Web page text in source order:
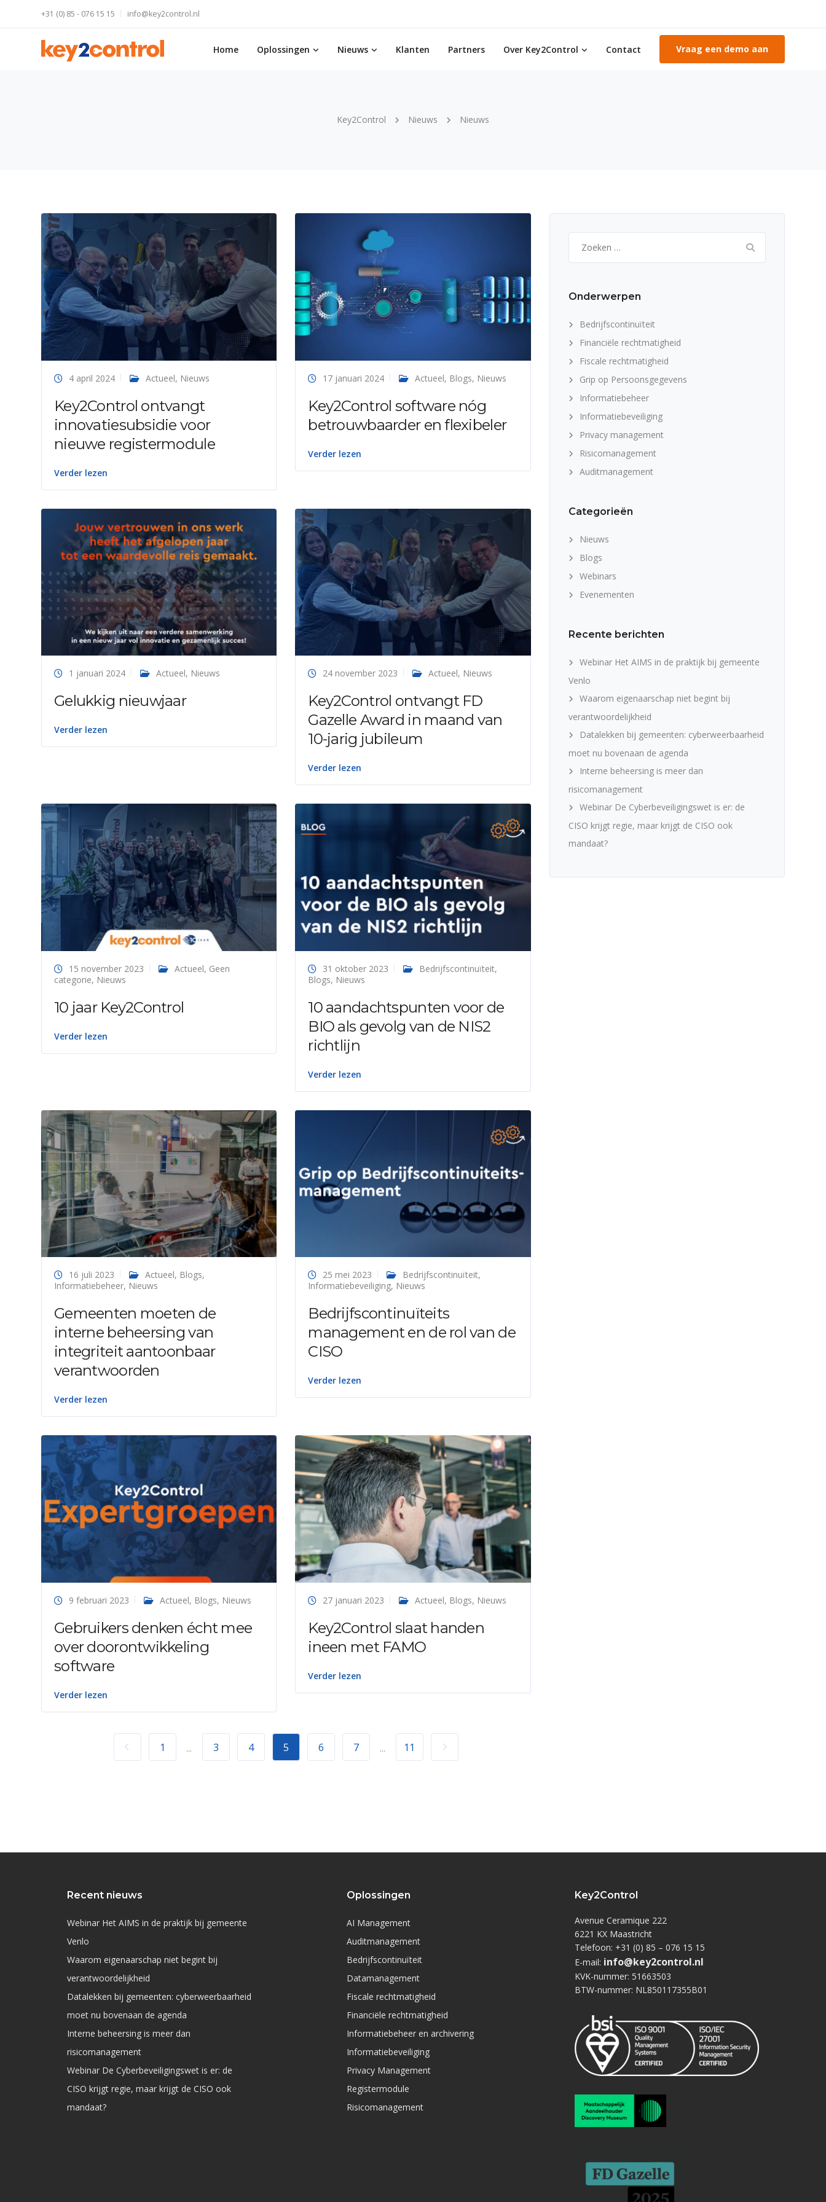
+31 (0) 85 - 076 15 15 info@key2control.nl
Home Oplossingen Nieuws Klanten Partners Over Key2Control Contact Vraag een demo aan
Key2Control Nieuws Nieuws
4 april 2024 Actueel, Nieuws
Key2Control ontvangt
innovatiesubsidie voor
nieuwe registermodule
Verder lezen
17 januari 2024 Actueel, Blogs, Nieuws
Key2Control software nóg
betrouwbaarder en flexibeler
Verder lezen
1 januari 2024 Actueel, Nieuws
Gelukkig nieuwjaar
Verder lezen
24 november 2023 Actueel, Nieuws
Key2Control ontvangt FD
Gazelle Award in maand van
10-jarig jubileum
Verder lezen
15 november 2023 Actueel, Geen
categorie, Nieuws
10 jaar Key2Control
Verder lezen
31 oktober 2023 Bedrijfscontinuïteit,
Blogs, Nieuws
10 aandachtspunten voor de
BIO als gevolg van de NIS2
richtlijn
Verder lezen
16 juli 2023 Actueel, Blogs,
Informatiebeheer, Nieuws
Gemeenten moeten de
interne beheersing van
integriteit aantoonbaar
verantwoorden
Verder lezen
25 mei 2023 Bedrijfscontinuïteit,
Informatiebeveiliging, Nieuws
Bedrijfscontinuïteits
management en de rol van de
CISO
Verder lezen
9 februari 2023 Actueel, Blogs, Nieuws
Gebruikers denken écht mee
over doorontwikkeling
software
Verder lezen
27 januari 2023 Actueel, Blogs, Nieuws
Key2Control slaat handen
ineen met FAMO
Verder lezen
1 ... 3 4 5 6 7 ... 11
naar:
Onderwerpen
Bedrijfscontinuïteit
Financiële rechtmatigheid
Fiscale rechtmatigheid
Grip op Persoonsgegevens
Informatiebeheer
Informatiebeveiliging
Privacy management
Risicomanagement
Auditmanagement
Categorieën
Nieuws
Blogs
Webinars
Evenementen
Recente berichten
Webinar Het AIMS in de praktijk bij gemeente
Venlo
Waarom eigenaarschap niet begint bij
verantwoordelijkheid
Datalekken bij gemeenten: cyberweerbaarheid
moet nu bovenaan de agenda
Interne beheersing is meer dan
risicomanagement
Webinar De Cyberbeveiligingswet is er: de
CISO krijgt regie, maar krijgt de CISO ook
mandaat?
Recent nieuws
Webinar Het AIMS in de praktijk bij gemeente
Venlo
Waarom eigenaarschap niet begint bij
verantwoordelijkheid
Datalekken bij gemeenten: cyberweerbaarheid
moet nu bovenaan de agenda
Interne beheersing is meer dan
risicomanagement
Webinar De Cyberbeveiligingswet is er: de
CISO krijgt regie, maar krijgt de CISO ook
mandaat?
Oplossingen
AI Management
Auditmanagement
Bedrijfscontinuïteit
Datamanagement
Fiscale rechtmatigheid
Financiële rechtmatigheid
Informatiebeheer en archivering
Informatiebeveiliging
Privacy Management
Registermodule
Risicomanagement
Key2Control
Avenue Ceramique 222
6221 KX Maastricht
Telefoon: +31 (0) 85 – 076 15 15
E-mail: info@key2control.nl
KVK-nummer: 51663503
BTW-nummer: NL850117355B01